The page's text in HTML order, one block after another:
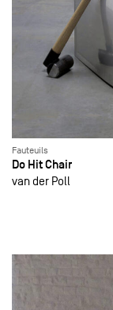
Fauteuils
Do Hit Chair
van der Poll